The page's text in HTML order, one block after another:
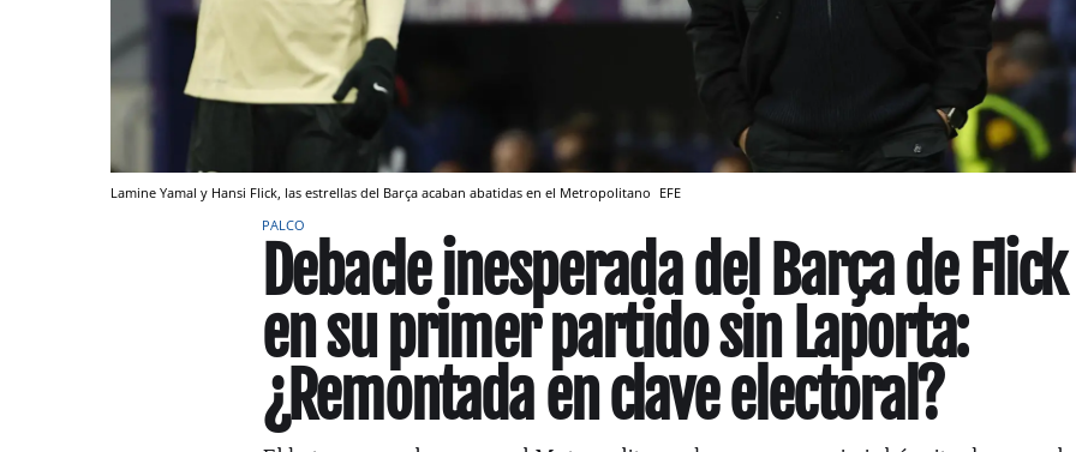
Lamine Yamal y Hansi Flick, las estrellas del Barça acaban abatidas en el Metropolitano EFE
PALCO
Debacle inesperada del Barça de Flick
en su primer partido sin Laporta:
¿Remontada en clave electoral?